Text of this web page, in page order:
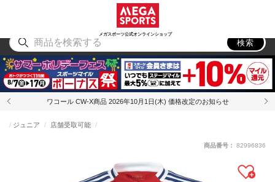
メガスポーツ公式オンラインショップ
アウトドア
検索
ワコール CW-X商品 2026年10月1日(木) 価格改定のお知らせ
ジュニア 店舗受取可能
商品番号： 82996836